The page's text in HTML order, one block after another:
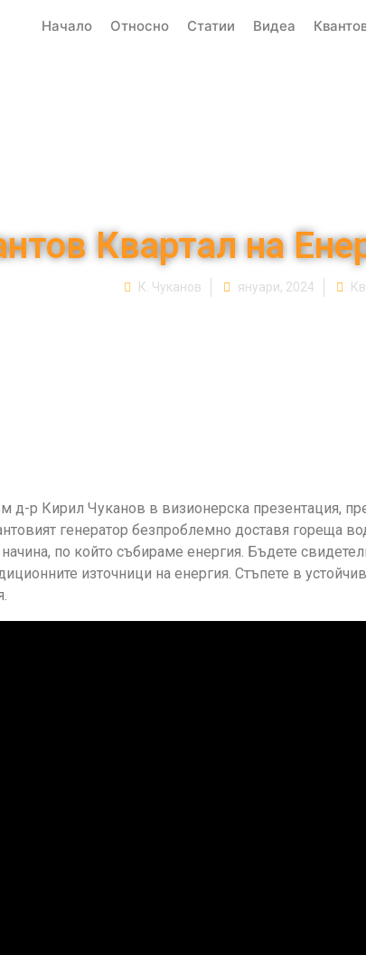
Начало Относно Статии Видеа
Квартал на
К. Чуканов януари, 2024
д-р Кирил Чуканов в визионерска презентация,
генератор безпроблемно доставя гореща
по който събираме енергия. Бъдете
източници на енергия. Стъпете в